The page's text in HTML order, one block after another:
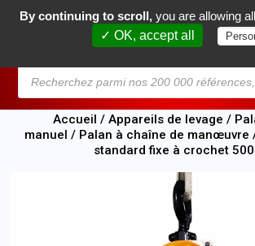
Accueil / Appareils de levage /
manuel / Palan à chaîne de manœuvre
standard fixe à crochet
By continuing to scroll, you are allowing
✓ OK, accept all